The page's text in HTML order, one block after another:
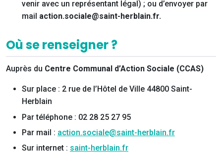
venir avec un représentant légal) ; ou d’envoyer par
mail action.sociale@saint-herblain.fr.
Où se renseigner ?
Auprès du Centre Communal d’Action Sociale (CCAS)
Sur place : 2 rue de l’Hôtel de Ville 44800 Saint-
Herblain
Par téléphone : 02 28 25 27 95
Par mail : action.sociale@saint-herblain.fr
Sur internet : saint-herblain.fr